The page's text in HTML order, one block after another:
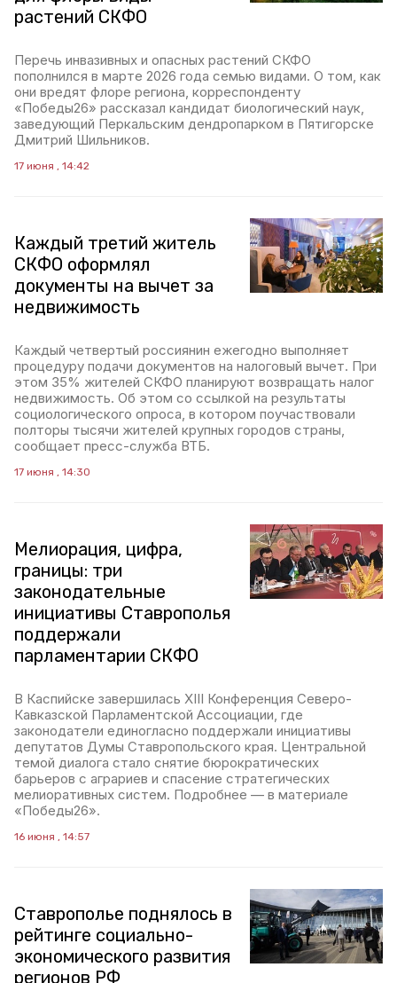
растений СКФО
Перечь инвазивных и опасных растений СКФО
пополнился в марте 2026 года семью видами. О том, как
они вредят флоре региона, корреспонденту
«Победы26» рассказал кандидат биологический наук,
заведующий Перкальским дендропарком в Пятигорске
Дмитрий Шильников.
17 июня , 14:42
Каждый третий житель
СКФО оформлял
документы на вычет за
недвижимость
Каждый четвертый россиянин ежегодно выполняет
процедуру подачи документов на налоговый вычет. При
этом 35% жителей СКФО планируют возвращать налог
недвижимость. Об этом со ссылкой на результаты
социологического опроса, в котором поучаствовали
полторы тысячи жителей крупных городов страны,
сообщает пресс-служба ВТБ.
17 июня , 14:30
Мелиорация, цифра,
границы: три
законодательные
инициативы Ставрополья
поддержали
парламентарии СКФО
В Каспийске завершилась XIII Конференция Северо-
Кавказской Парламентской Ассоциации, где
законодатели единогласно поддержали инициативы
депутатов Думы Ставропольского края. Центральной
темой диалога стало снятие бюрократических
барьеров с аграриев и спасение стратегических
мелиоративных систем. Подробнее — в материале
«Победы26».
16 июня , 14:57
Ставрополье поднялось в
рейтинге социально-
экономического развития
регионов РФ